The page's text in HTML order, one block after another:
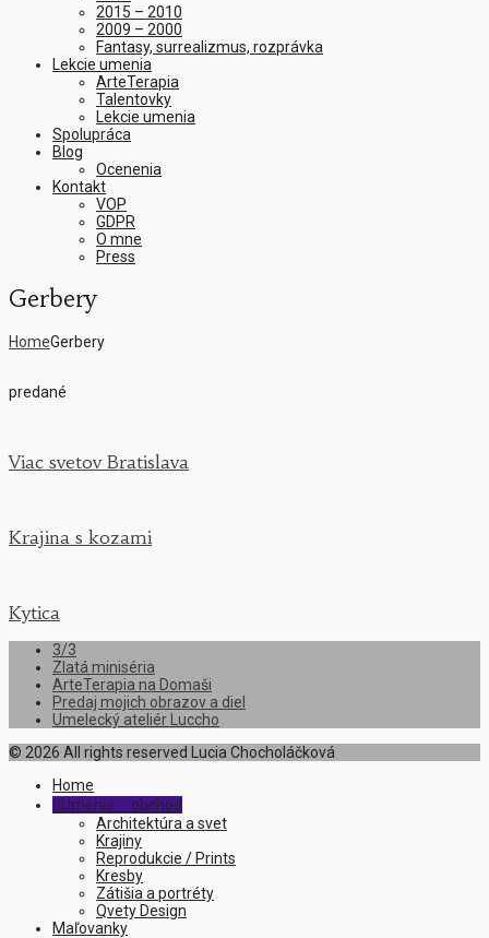
2015 – 2010
2009 – 2000
Fantasy, surrealizmus, rozprávka
Lekcie umenia
ArteTerapia
Talentovky
Lekcie umenia
Spolupráca
Blog
Ocenenia
Kontakt
VOP
GDPR
O mne
Press
Gerbery
HomeGerbery
predané
Viac svetov Bratislava
Krajina s kozami
Kytica
3/3
Zlatá miniséria
ArteTerapia na Domaši
Predaj mojich obrazov a diel
Umelecký ateliér Luccho
© 2026 All rights reserved Lucia Chocholáčková
Home
 Umenie – obchod
Architektúra a svet
Krajiny
Reprodukcie / Prints
Kresby
Zátišia a portréty
Qvety Design
Maľovanky